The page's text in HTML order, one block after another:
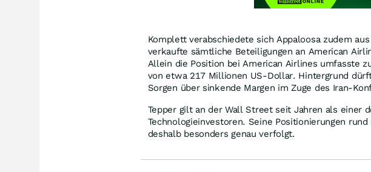
Komplett verabschiedete sich Appaloosa zudem
verkaufte sämtliche Beteiligungen an American
Allein die Position bei American Airlines umfasste
von etwa 217 Millionen US-Dollar. Hintergrund
Sorgen über sinkende Margen im Zuge des Iran-
Tepper gilt an der Wall Street seit Jahren als einer
Technologieinvestoren. Seine Positionierungen
deshalb besonders genau verfolgt.